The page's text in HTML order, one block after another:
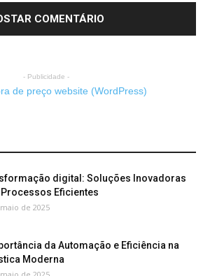
- Publicidade -
digital: Soluções Inovadoras
Eficientes
de 2025
da Automação e Eficiência na
Moderna